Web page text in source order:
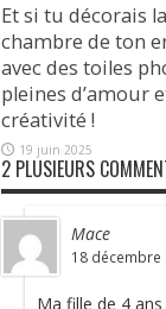
Et si tu décorais la
chambre de ton
avec des toiles
pleines d’amour
créativité !
19 juin 2025
2 PLUSIEURS
Mace
18 décembre
Ma fille de 4